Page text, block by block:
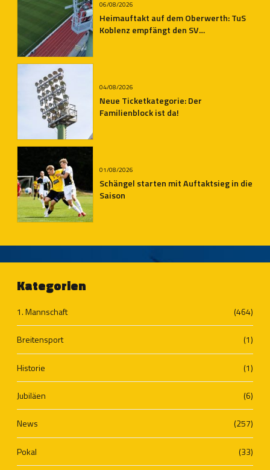
06/08/2026
Heimauftakt auf dem Oberwerth: TuS
Koblenz empfängt den SV
04/08/2026
Neue Ticketkategorie: Der
Familienblock ist da!
01/08/2026
Schängel starten mit Auftaktsieg in die
Saison
Kategorien
1. Mannschaft (464)
Breitensport (1)
Historie (1)
Jubiläen (6)
News (257)
Pokal (33)